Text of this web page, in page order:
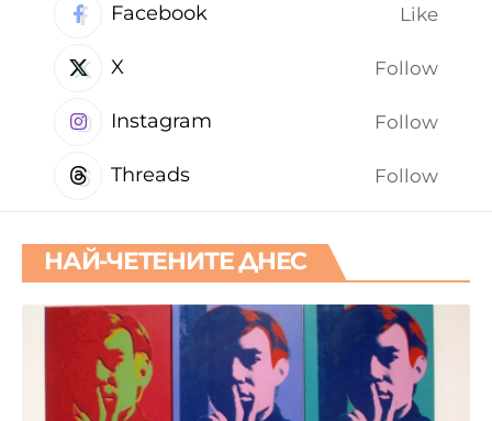
Facebook Like
X Follow
Instagram Follow
Threads Follow
НАЙ-ЧЕТЕНИТЕ ДНЕС